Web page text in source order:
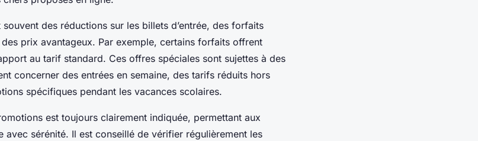
des réductions sur les billets d’entrée, des forfaits
prix avantageux. Par exemple, certains forfaits offrent
au tarif standard. Ces offres spéciales sont sujettes à des
concerner des entrées en semaine, des tarifs réduits hors
spécifiques pendant les vacances scolaires.
est toujours clairement indiquée, permettant aux
avec sérénité. Il est conseillé de vérifier régulièrement les